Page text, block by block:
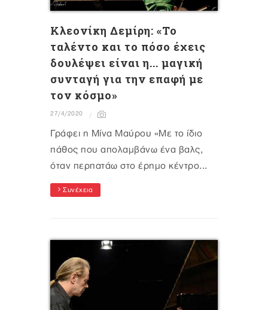
Kλεονίκη Δεμίρη: «Το
ταλέντο και το πόσο έχεις
δουλέψει είναι η... μαγική
συνταγή για την επαφή με
τον κόσμο»
27/4/2020
Γράφει η Μίνα Μαύρου «Mε το ίδιο
πάθος που απολαμβάνω ένα βαλς,
όταν περπατάω στο έρημο κέντρο...
Συνέχεια